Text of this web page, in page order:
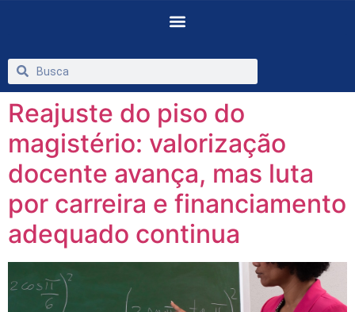
Reajuste do piso do
magistério: valorização
docente avança, mas luta
por carreira e financiamento
adequado continua